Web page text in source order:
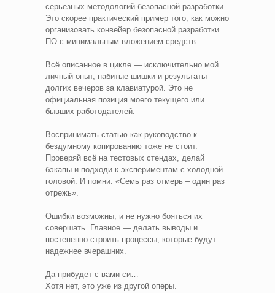
серьезных методологий безопасной разработки.
Это скорее практический пример того, как можно
организовать конвейер безопасной разработки
ПО с минимальным вложением средств.
Всё описанное в цикле — исключительно мой
личный опыт, набитые шишки и результаты
долгих вечеров за клавиатурой. Это не
официальная позиция моего текущего или
бывших работодателей.
Воспринимать статью как руководство к
бездумному копированию тоже не стоит.
Проверяй всё на тестовых стендах, делай
бэкапы и подходи к экспериментам с холодной
головой. И помни: «Семь раз отмерь – один раз
отрежь».
Ошибки возможны, и не нужно бояться их
совершать. Главное — делать выводы и
постепенно строить процессы, которые будут
надежнее вчерашних.
Да прибудет с вами си…
Хотя нет, это уже из другой оперы.